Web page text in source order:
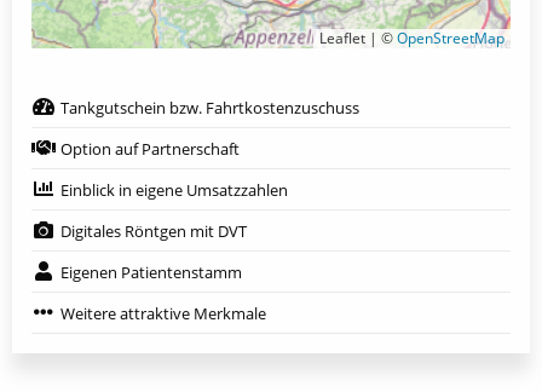
Leaflet | ©OpenStreetMap
Tankgutschein bzw. Fahrtkostenzuschuss
Option auf Partnerschaft
Einblick in eigene Umsatzzahlen
Digitales Röntgen mit DVT
Eigenen Patientenstamm
Weitere attraktive Merkmale